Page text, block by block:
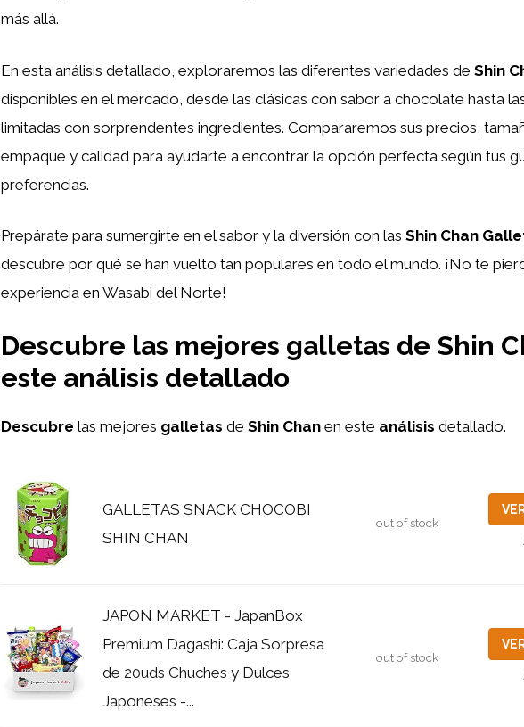
más allá.
En esta análisis detallado, exploraremos las diferentes variedades de Shin
disponibles en el mercado, desde las clásicas con sabor a chocolate hasta
limitadas con sorprendentes ingredientes. Compararemos sus precios,
empaque y calidad para ayudarte a encontrar la opción perfecta según tus
preferencias.
Prepárate para sumergirte en el sabor y la diversión con las Shin Chan
descubre por qué se han vuelto tan populares en todo el mundo. ¡No te
experiencia en Wasabi del Norte!
Descubre las mejores galletas de Shin
este análisis detallado
Descubre las mejores galletas de Shin Chan en este análisis detallado.
GALLETAS SNACK CHOCOBI
SHIN CHAN
out of stock
JAPON MARKET - JapanBox
Premium Dagashi: Caja Sorpresa
de 20uds Chuches y Dulces
Japoneses -...
out of stock